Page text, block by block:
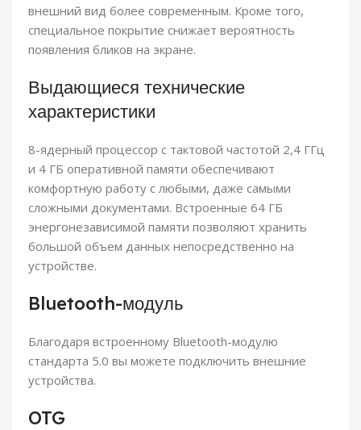
внешний вид более современным. Кроме того,
специальное покрытие снижает вероятность
появления бликов на экране.
Выдающиеся технические
характеристики
8-ядерный процессор с тактовой частотой 2,4 ГГц
и 4 ГБ оперативной памяти обеспечивают
комфортную работу с любыми, даже самыми
сложными документами. Встроенные 64 ГБ
энергонезависимой памяти позволяют хранить
большой объем данных непосредственно на
устройстве.
Bluetooth-модуль
Благодаря встроенному Bluetooth-модулю
стандарта 5.0 вы можете подключить внешние
устройства.
OTG